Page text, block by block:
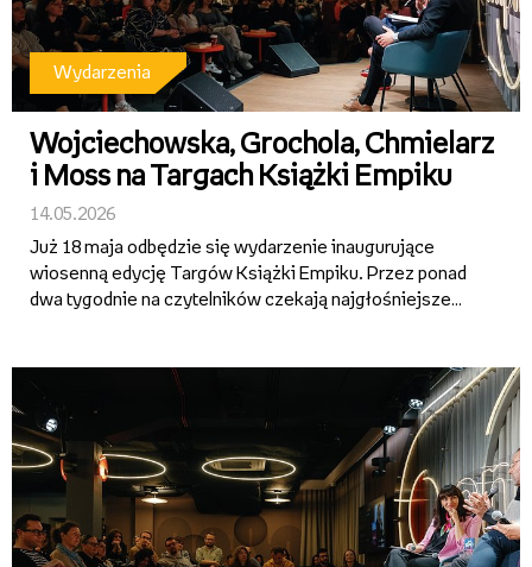
Wydarzenia
Wojciechowska, Grochola, Chmielarz
i Moss na Targach Książki Empiku
14.05.2026
Już 18 maja odbędzie się wydarzenie inaugurujące
wiosenną edycję Targów Książki Empiku. Przez ponad
dwa tygodnie na czytelników czekają najgłośniejsze
promocje – w tym 2+1 w salo...